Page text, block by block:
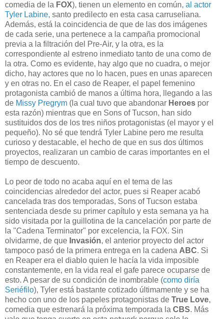
comedia de la FOX), tienen un elemento en común, al actor
Tyler Labine, santo predilecto en esta casa carruseliana.
Además, está la coincidencia de que de las dos imágenes
de cada serie, una pertenece a la campaña promocional
previa a la filtración del Pre-Air, y la otra, es la
correspondiente al estreno inmediato tanto de una como de
la otra. Como es evidente, hay algo que no cuadra, o mejor
dicho, hay actores que no lo hacen, pues en unas aparecen
y en otras no. En el caso de Reaper, el papel femenino
protagonista cambió de manos a última hora, llegando a las
de Missy Pregrym (la cual tuvo que abandonar Heroes por
esta razón) mientras que en Sons of Tucson, han sido
sustituidos dos de los tres niños protagonistas (el mayor y el
pequeño). No sé que tendrá Tyler Labine pero me resulta
curioso y destacable, el hecho de que en sus dos últimos
proyectos, realizaran un cambio de caras importantes en el
tiempo de descuento.
Lo peor de todo no acaba aquí en el tema de las
coincidencias alrededor del actor, pues si Reaper acabó
cancelada tras dos temporadas, Sons of Tucson estaba
sentenciada desde su primer capítulo y esta semana ya ha
sido visitada por la guillotina de la cancelación por parte de
la "Cadena Terminator" por excelencia, la FOX. Sin
olvidarme, de que Invasión, el anterior proyecto del actor
tampoco pasó de la primera entrega en la cadena ABC. Si
en Reaper era el diablo quien le hacía la vida imposible
constantemente, en la vida real el gafe parece ocuparse de
esto. A pesar de su condición de inombrable (como diría
Seriéfilo), Tyler está bastante cotizado últimamente y se ha
hecho con uno de los papeles protagonistas de True Love,
comedia que estrenará la próxima temporada la CBS. Más